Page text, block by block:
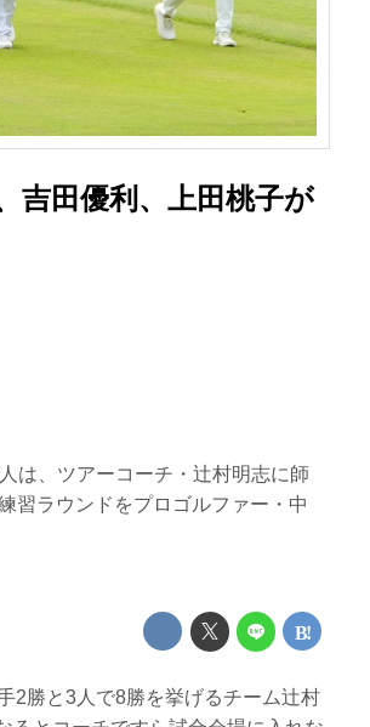
吉田優利、上田桃子が
は、ツアーコーチ・辻村明志に師
習ラウンドをプロゴルファー・中
2勝と3人で8勝を挙げるチーム辻村